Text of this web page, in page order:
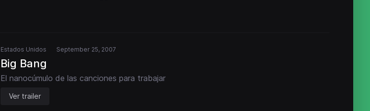
Estados Unidos September 25, 2007
Big Bang
El nanocúmulo de las canciones para trabajar
Ver trailer